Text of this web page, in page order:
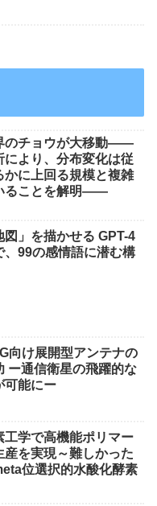
のチョウが大移動――
により、分布変化は従
かに上回る規模と複雑
ることを解明――
図」を描かせる GPT-4
、99の感情語に潜む構
向け展開型アンテナの
ー通信衛星の飛躍的な
可能にー
工学で高機能ポリマー
産を実現～難しかった
位選択的水酸化酵素